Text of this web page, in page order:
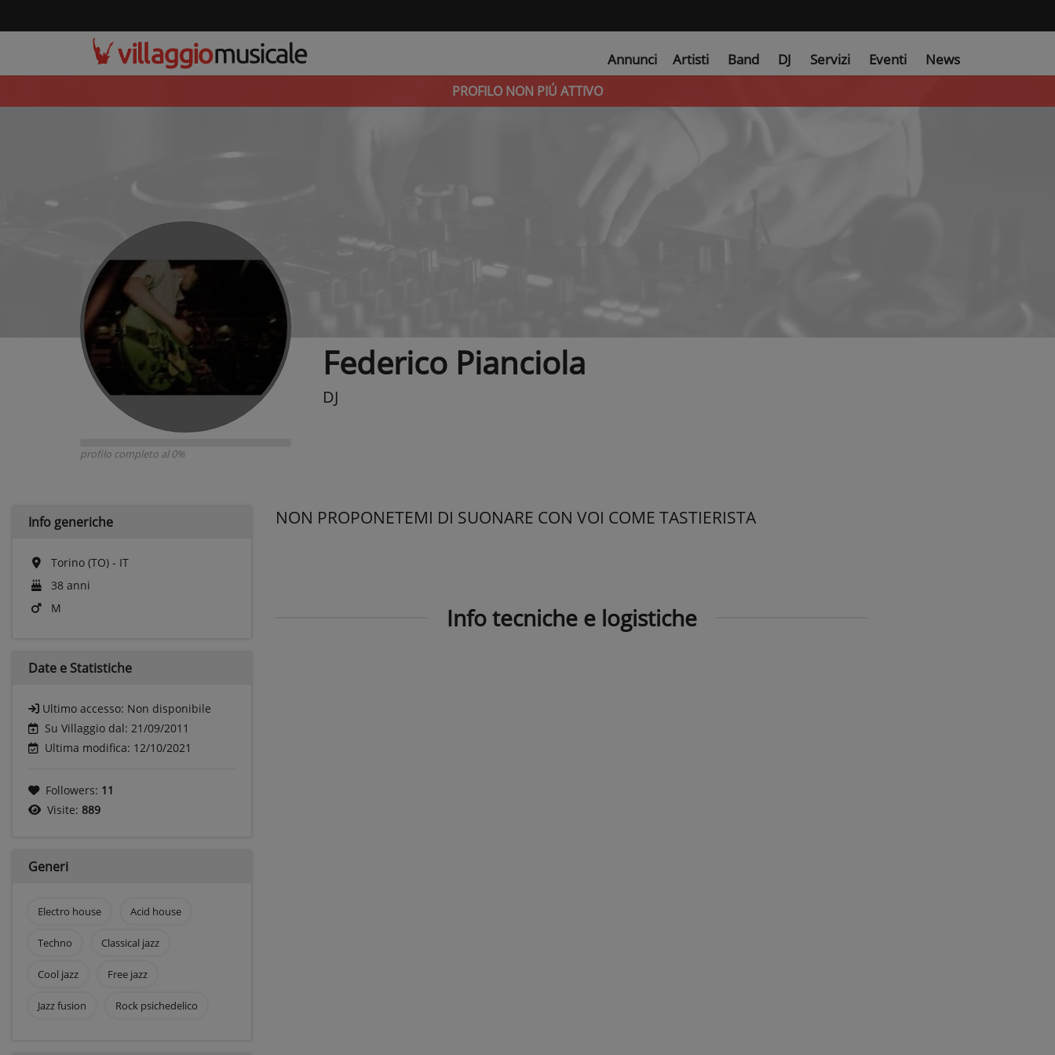
Annunci Artisti Band DJ Servizi Eventi News
PROFILO NON PIÚ ATTIVO
profilo completo al 0%
Federico Pianciola
DJ
Info generiche
Torino (TO) - IT
38 anni
M
Date e Statistiche
Ultimo accesso: Non disponibile
Su Villaggio dal: 21/09/2011
Ultima modifica: 12/10/2021
Followers: 11
Visite: 889
Generi
Electro house Acid house
Techno Classical jazz
Cool jazz Free jazz
Jazz fusion Rock psichedelico
NON PROPONETEMI DI SUONARE CON VOI COME TASTIERISTA
Info tecniche e logistiche